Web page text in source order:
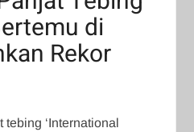
di
Rekor
‘International